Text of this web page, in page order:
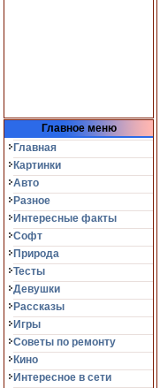
Главное меню
Главная
Картинки
Авто
Разное
Интересные факты
Софт
Природа
Тесты
Девушки
Рассказы
Игры
Советы по ремонту
Кино
Интересное в сети